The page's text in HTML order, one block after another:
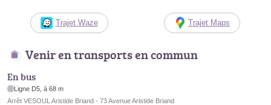
Trajet Waze Trajet Maps
Venir en transports en commun
En bus
Ligne D5, à 68 m
Arrêt VESOUL Aristide Briand - 73 Avenue Aristide Briand